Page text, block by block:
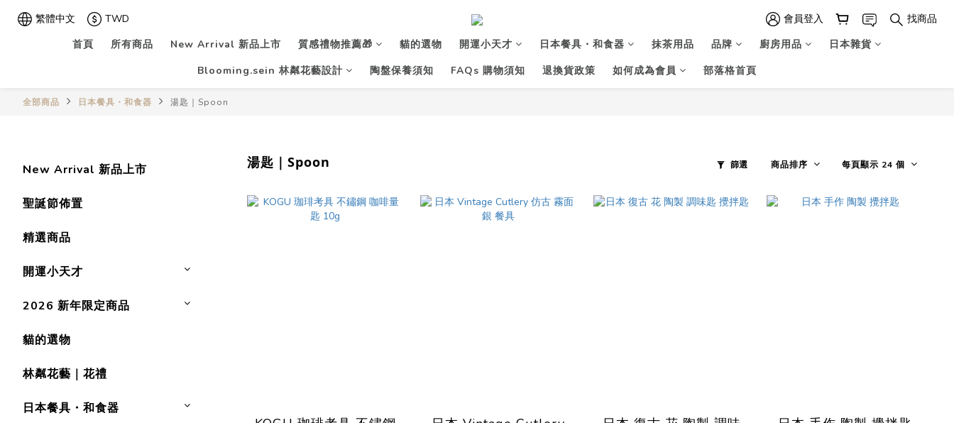
繁體中文 TWD 會員登入
找商品
首頁
所有商品 New Arrival 新品上市 質感禮物推薦🎁 貓的選物 開運小天才 日本餐具・和食器 抹茶用品 品牌 廚房用品
日本雜貨
Blooming.sein 林粼花藝設計
陶盤保養須知 FAQs 購物須知 退換貨政策 如何成為會員 部落格首頁
全部商品 日本餐具・和食器 湯匙｜Spoon
New Arrival 新品上市
聖誕節佈置
精選商品
開運小天才
2026 新年限定商品
貓的選物
林粼花藝｜花禮
日本餐具・和食器
湯匙｜Spoon 篩選 商品排序 每頁顯示 24 個